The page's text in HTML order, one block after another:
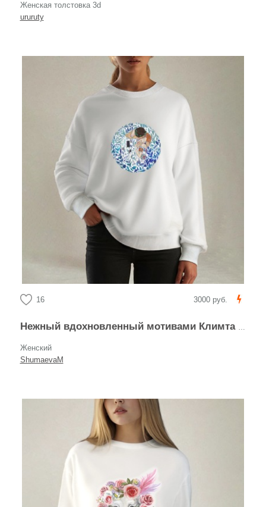
Женская толстовка 3d
ururuty
16 3000 руб.
Нежный вдохновленный мотивами Климта акварельный поцелуй влюбленных
Женский
ShumaevaM